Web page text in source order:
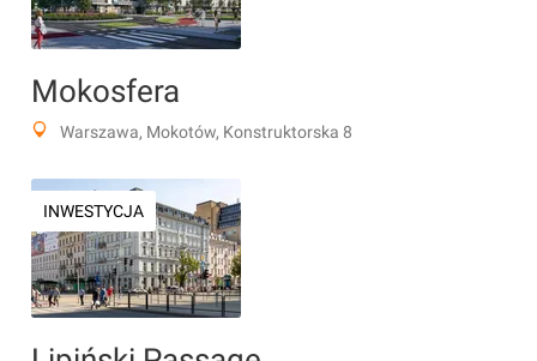
Mokosfera
Warszawa, Mokotów, Konstruktorska 8
INWESTYCJA